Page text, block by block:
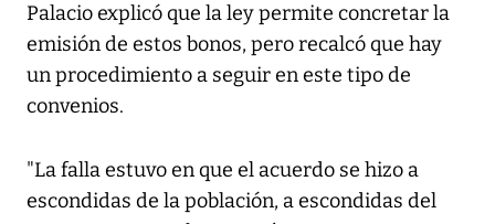
Palacio explicó que la ley permite concretar la
emisión de estos bonos, pero recalcó que hay
un procedimiento a seguir en este tipo de
convenios.
"La falla estuvo en que el acuerdo se hizo a
escondidas de la población, a escondidas del